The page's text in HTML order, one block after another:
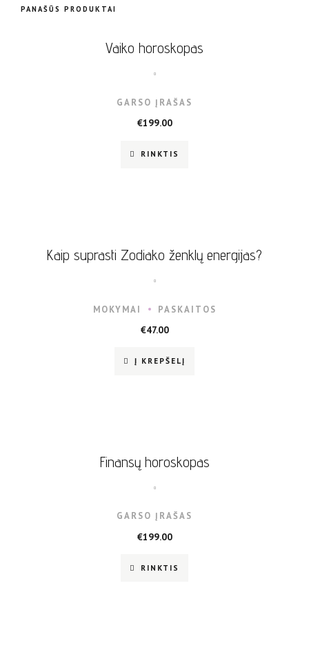
PANAŠŪS PRODUKTAI
Vaiko horoskopas
GARSO ĮRAŠAS
€199.00
RINKTIS
Kaip suprasti Zodiako ženklų energijas?
MOKYMAI PASKAITOS
€47.00
Į KREPŠELĮ
Finansų horoskopas
GARSO ĮRAŠAS
€199.00
RINKTIS